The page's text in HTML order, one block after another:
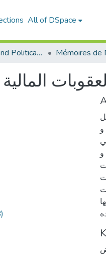
All of DSpace
Faculty of Law and Political Sciences _ Mémoires de
و